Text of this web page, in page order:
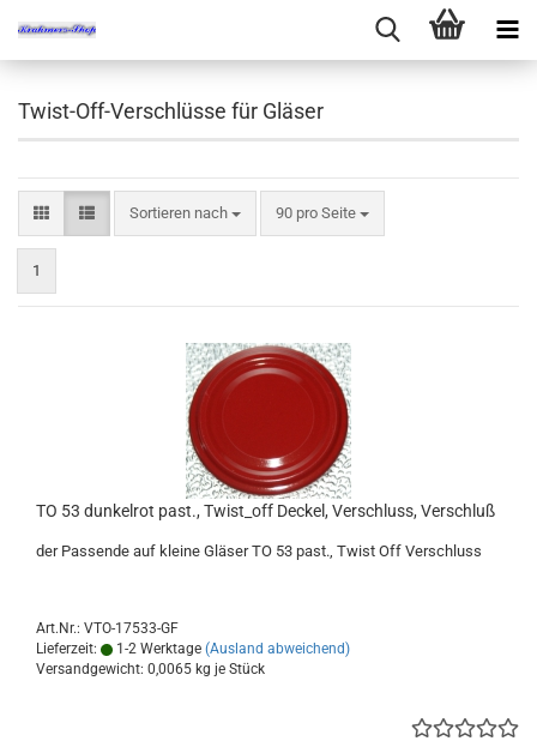
Twist-Off-Verschlüsse für Gläser
Sortieren nach
Sortieren nach 90 pro Seite
pro Seite
1
TO 53 dunkelrot past., Twist_off Deckel, Verschluss, Verschluß
der Passende auf kleine Gläser TO 53 past., Twist Off Verschluss
Art.Nr.: VTO-17533-GF
Lieferzeit:
1-2 Werktage (Ausland abweichend)
Versandgewicht: 0,0065 kg je Stück